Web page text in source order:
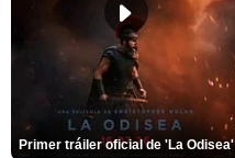
Primer tráiler oficial de 'La Odisea'